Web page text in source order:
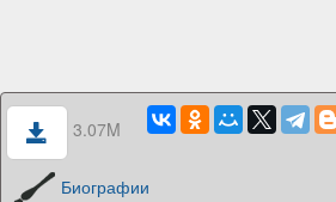
3.07M
Биографии